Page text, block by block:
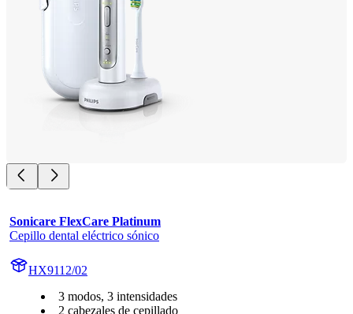
Sonicare FlexCare Platinum
Cepillo dental eléctrico sónico
HX9112/02
3 modos, 3 intensidades
2 cabezales de cepillado